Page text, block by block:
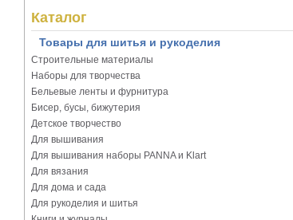
Каталог
Товары для шитья и рукоделия
Строительные материалы
Наборы для творчества
Бельевые ленты и фурнитура
Бисер, бусы, бижутерия
Детское творчество
Для вышивания
Для вышивания наборы PANNA и Klart
Для вязания
Для дома и сада
Для рукоделия и шитья